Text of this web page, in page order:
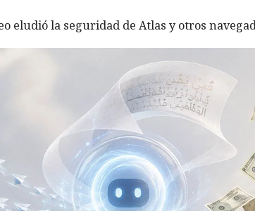
eludió la seguridad de Atlas y otros